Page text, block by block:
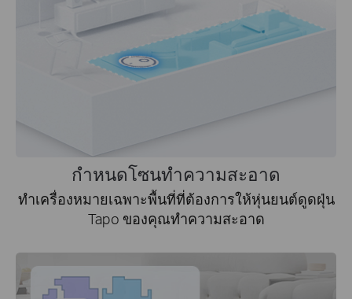
กำหนดโซนทำความสะอาด
ทำเครื่องหมายเฉพาะพื้นที่ที่ต้องการให้หุ่นยนต์ดูดฝุ่น
Tapo ของคุณทำความสะอาด